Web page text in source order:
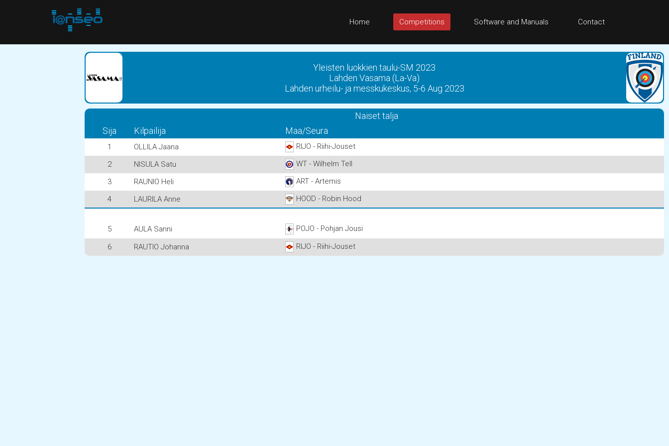
Home Competitions Software and Manuals Contact
Yleisten luokkien taulu-SM 2023
Lahden Vasama (La-Va)
Lahden urheilu- ja messkukeskus, 5-6 Aug 2023
Naiset talja
Sija
Kilpailija Maa/Seura
1 OLLILA Jaana RIJO - Riihi-Jouset
2 NISULA Satu WT - Wilhelm Tell
3 RAUNIO Heli ART - Artemis
4 LAURILA Anne HOOD - Robin Hood
5 AULA Sanni POJO - Pohjan Jousi
6 RAUTIO Johanna RIJO - Riihi-Jouset